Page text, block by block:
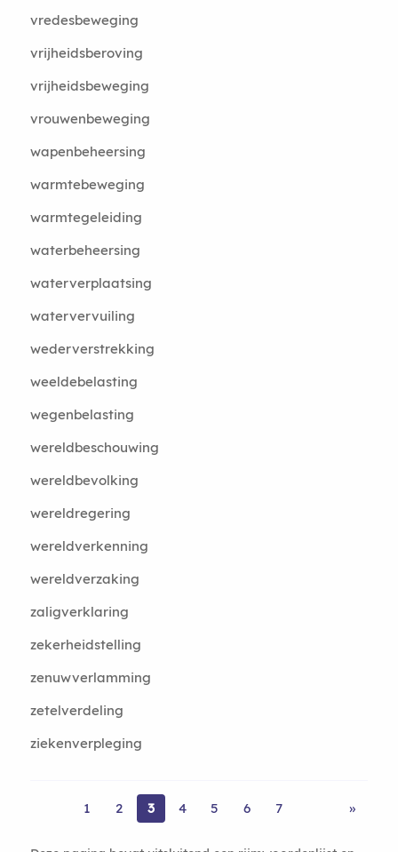
vredesbeweging
vrijheidsberoving
vrijheidsbeweging
vrouwenbeweging
wapenbeheersing
warmtebeweging
warmtegeleiding
waterbeheersing
waterverplaatsing
watervervuiling
wederverstrekking
weeldebelasting
wegenbelasting
wereldbeschouwing
wereldbevolking
wereldregering
wereldverkenning
wereldverzaking
zaligverklaring
zekerheidstelling
zenuwverlamming
zetelverdeling
ziekenverpleging
1 2 3 4 5 6 7 »